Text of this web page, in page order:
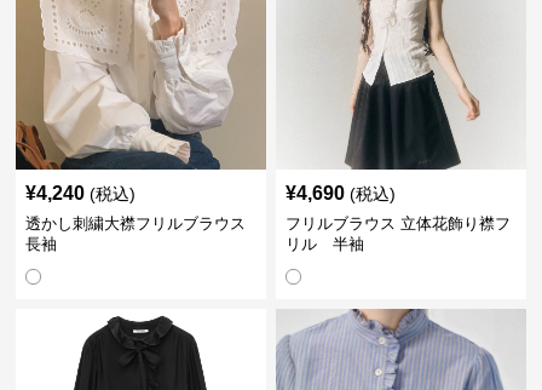
¥4,240 (税込)
透かし刺繍大襟フリルブラウス
長袖
¥4,690 (税込)
フリルブラウス 立体花飾り襟フ
リル 半袖